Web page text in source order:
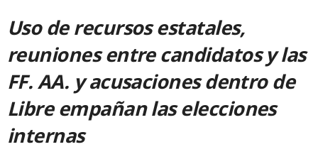
Uso de recursos estatales,
reuniones entre candidatos y las
FF. AA. y acusaciones dentro de
Libre empañan las elecciones
internas